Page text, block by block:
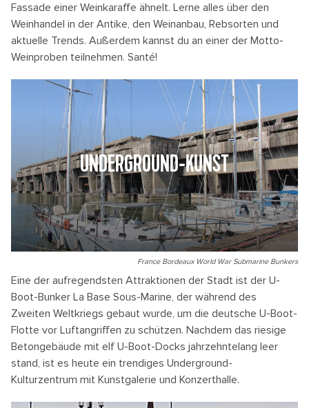
Fassade einer Weinkaraffe ähnelt. Lerne alles über den
Weinhandel in der Antike, den Weinanbau, Rebsorten und
aktuelle Trends. Außerdem kannst du an einer der Motto-
Weinproben teilnehmen. Santé!
UNDERGROUND-KUNST
France Bordeaux World War Submarine Bunkers
Eine der aufregendsten Attraktionen der Stadt ist der U-
Boot-Bunker La Base Sous-Marine, der während des
Zweiten Weltkriegs gebaut wurde, um die deutsche U-Boot-
Flotte vor Luftangriffen zu schützen. Nachdem das riesige
Betongebäude mit elf U-Boot-Docks jahrzehntelang leer
stand, ist es heute ein trendiges Underground-
Kulturzentrum mit Kunstgalerie und Konzerthalle.